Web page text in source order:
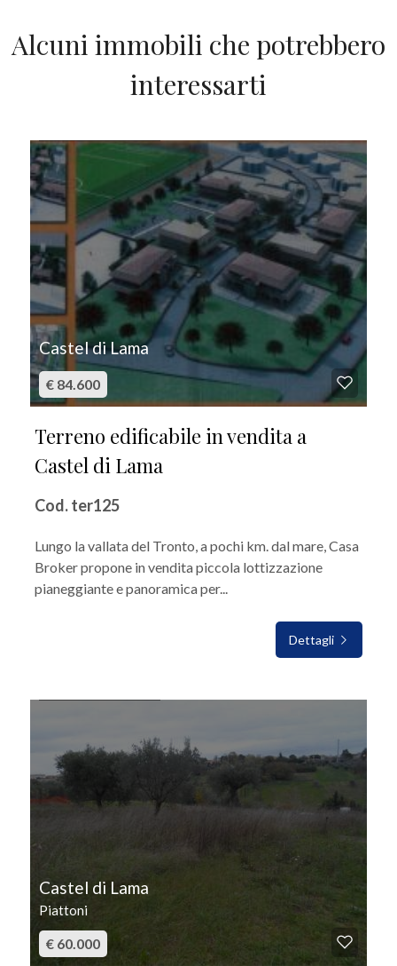
Alcuni immobili che potrebbero
interessarti
Castel di Lama
€ 84.600
Terreno edificabile in vendita a
Castel di Lama
Cod. ter125
Lungo la vallata del Tronto, a pochi km. dal mare, Casa
Broker propone in vendita piccola lottizzazione
pianeggiante e panoramica per...
Dettagli
Castel di Lama
Piattoni
€ 60.000
Ascensore
Arredato
Nuova costruzione
Lusso